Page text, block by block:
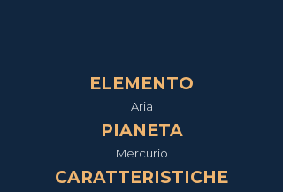
ELEMENTO
Aria
PIANETA
Mercurio
CARATTERISTICHE